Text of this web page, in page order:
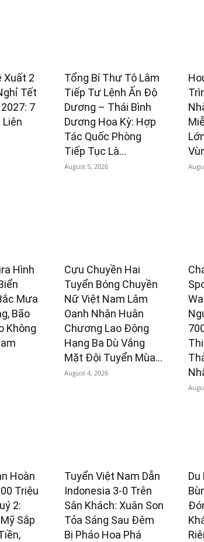
Xuất 2
Tết
7
Liên
Tổng Bí Thư Tô Lâm
Tiếp Tư Lệnh Ấn Độ
Dương – Thái Bình
Dương Hoa Kỳ: Hợp
Tác Quốc Phòng
Tiếp Tục Là...
August 5, 2026
Hình
Mưa
Bão
Không
Cựu Chuyền Hai
Tuyển Bóng Chuyền
Nữ Việt Nam Lâm
Oanh Nhận Huân
Chương Lao Động
Hạng Ba Dù Vắng
Mặt Đội Tuyển Mùa...
August 4, 2026
Hoàn
Triệu
2:
Sắp
Tuyển Việt Nam Dẫn
Indonesia 3-0 Trên
Sân Khách: Xuân Son
Tỏa Sáng Sau Đêm
Bị Pháo Hoa Phá
Du